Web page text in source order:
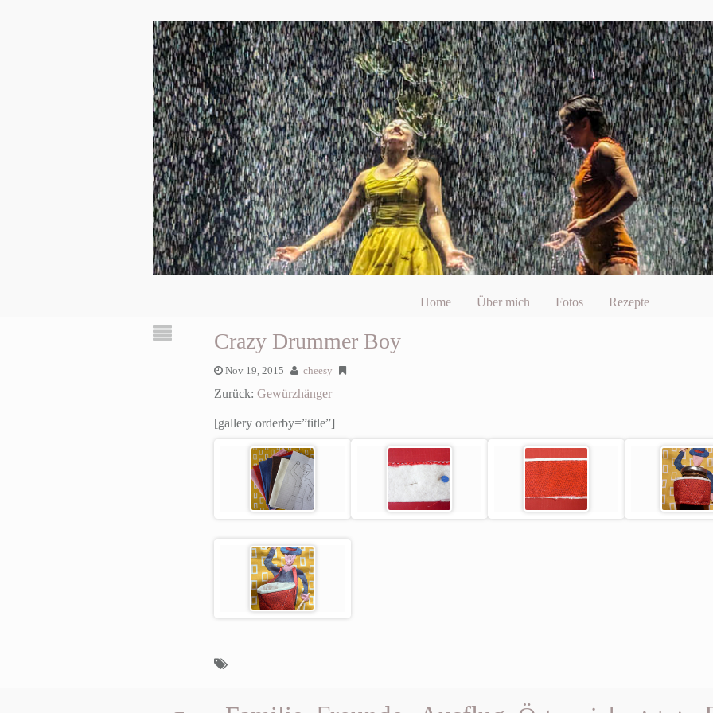
Home Über mich Fotos Rezepte
Crazy Drummer Boy
Nov 19, 2015 cheesy
Zurück: Gewürzhänger
[gallery orderby=”title”]